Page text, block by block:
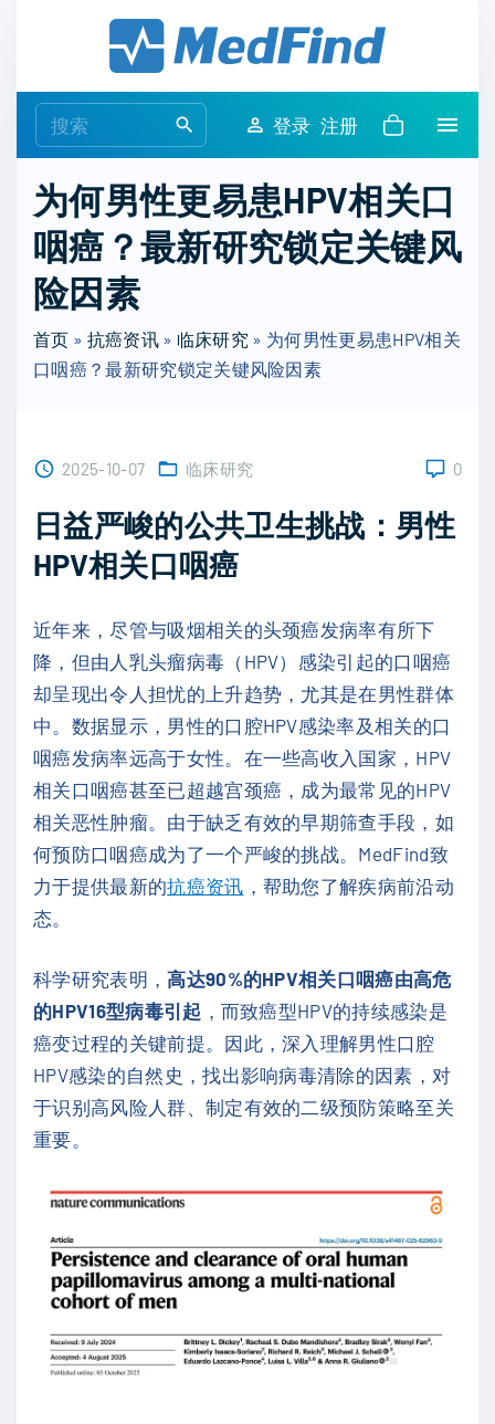
e
r
c
h
r
:
登录 注册
为何男性更易患HPV相关口
咽癌？最新研究锁定关键风
险因素
首页 » 抗癌资讯» 临床研究 » 为何男性更易患HPV相关
口咽癌？最新研究锁定关键风险因素
2025-10-07 临床研究 0
日益严峻的公共卫生挑战：男性
HPV相关口咽癌
近年来，尽管与吸烟相关的头颈癌发病率有所下
降，但由人乳头瘤病毒（HPV）感染引起的口咽癌
却呈现出令人担忧的上升趋势，尤其是在男性群体
中。数据显示，男性的口腔HPV感染率及相关的口
咽癌发病率远高于女性。在一些高收入国家，HPV
相关口咽癌甚至已超越宫颈癌，成为最常见的HPV
相关恶性肿瘤。由于缺乏有效的早期筛查手段，如
何预防口咽癌成为了一个严峻的挑战。MedFind致
力于提供最新的抗癌资讯 ，帮助您了解疾病前沿动
态。
科学研究表明，高达90%的HPV相关口咽癌由高危
的HPV16型病毒引起 ，而致癌型HPV的持续感染是
癌变过程的关键前提。因此，深入理解男性口腔
HPV感染的自然史，找出影响病毒清除的因素，对
于识别高风险人群、制定有效的二级预防策略至关
重要。